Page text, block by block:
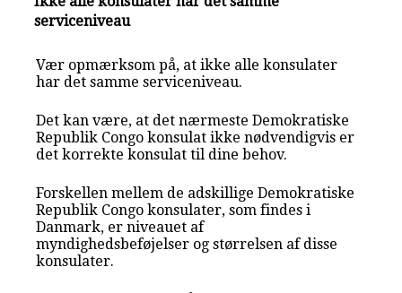
serviceniveau
Vær opmærksom på, at ikke alle konsulater
har det samme serviceniveau.
Det kan være, at det nærmeste Demokratiske
Republik Congo konsulat ikke nødvendigvis er
det korrekte konsulat til dine behov.
Forskellen mellem de adskillige Demokratiske
Republik Congo konsulater, som findes i
Danmark, er niveauet af
myndighedsbeføjelser og størrelsen af disse
konsulater.